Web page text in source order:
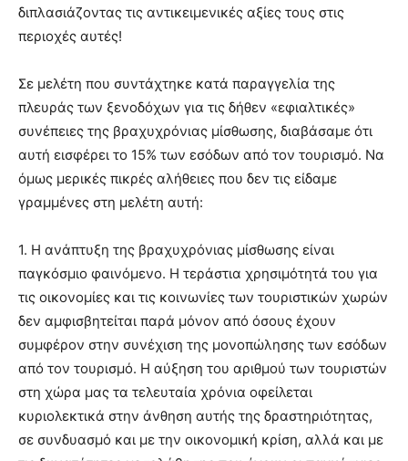
διπλασιάζοντας τις αντικειμενικές αξίες τους στις
περιοχές αυτές!
Σε μελέτη που συντάχτηκε κατά παραγγελία της
πλευράς των ξενοδόχων για τις δήθεν «εφιαλτικές»
συνέπειες της βραχυχρόνιας μίσθωσης, διαβάσαμε ότι
αυτή εισφέρει το 15% των εσόδων από τον τουρισμό. Να
όμως μερικές πικρές αλήθειες που δεν τις είδαμε
γραμμένες στη μελέτη αυτή:
1. Η ανάπτυξη της βραχυχρόνιας μίσθωσης είναι
παγκόσμιο φαινόμενο. Η τεράστια χρησιμότητά του για
τις οικονομίες και τις κοινωνίες των τουριστικών χωρών
δεν αμφισβητείται παρά μόνον από όσους έχουν
συμφέρον στην συνέχιση της μονοπώλησης των εσόδων
από τον τουρισμό. Η αύξηση του αριθμού των τουριστών
στη χώρα μας τα τελευταία χρόνια οφείλεται
κυριολεκτικά στην άνθηση αυτής της δραστηριότητας,
σε συνδυασμό και με την οικονομική κρίση, αλλά και με